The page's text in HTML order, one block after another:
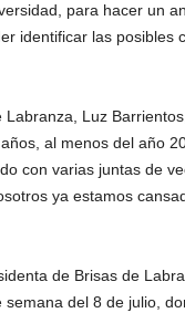
para hacer un
identificar las posibles
Luz
al menos del año
con varias juntas de
ya estamos
de Brisas de
del 8 de julio,